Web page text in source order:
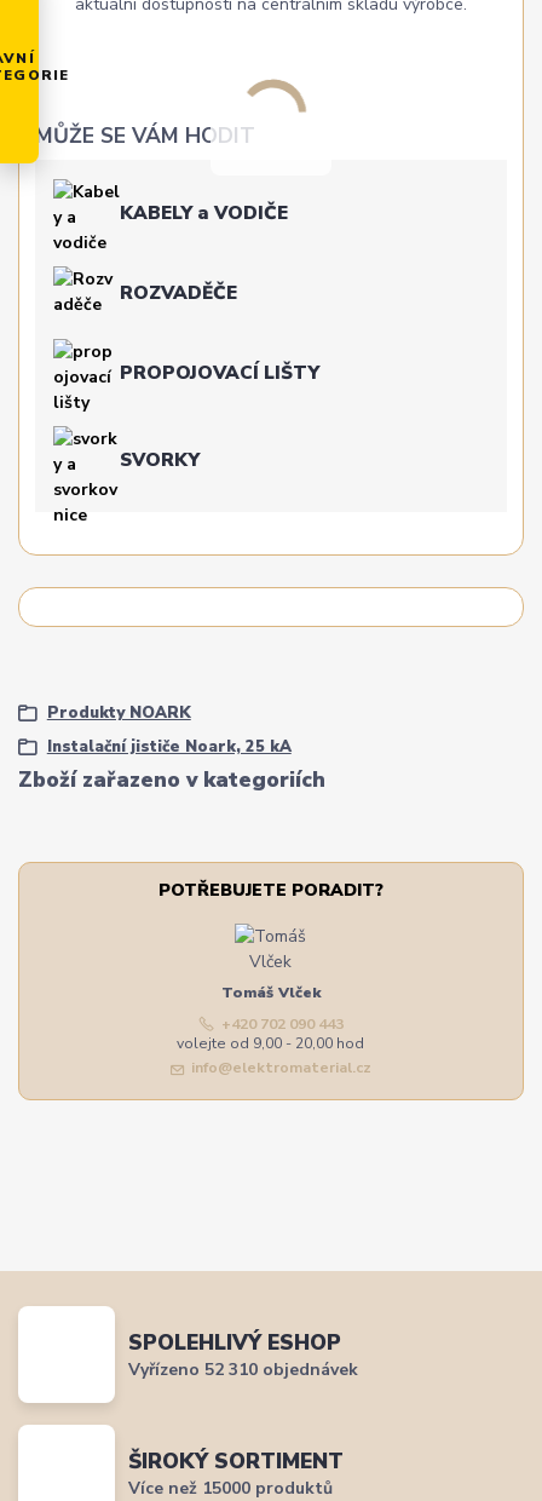
MŮŽE SE VÁM HODIT
KABELY a VODIČE
ROZVADĚČE
PROPOJOVACÍ LIŠTY
SVORKY
Zboží zařazeno v kategoriích
Produkty NOARK
Instalační jističe Noark, 25 kA
POTŘEBUJETE PORADIT?
Tomáš Vlček
+420 702 090 443
volejte od 9,00 - 20,00 hod
info@elektromaterial.cz
SPOLEHLIVÝ ESHOP
Vyřízeno 52 310 objednávek
ŠIROKÝ SORTIMENT
Více než 15000 produktů